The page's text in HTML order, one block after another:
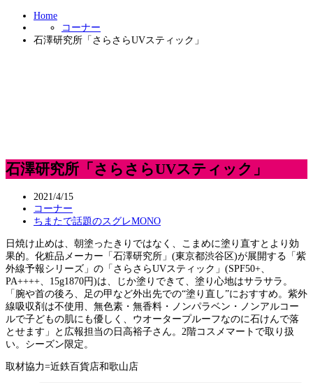
Home
コーナー
石澤研究所「さらさらUVスティック」
石澤研究所「さらさらUVスティック」
2021/4/15
コーナー
ちまたで話題のスグレMONO
日焼け止めは、朝塗ったきりではなく、こまめに塗り直すとより効
果的。化粧品メーカー「石澤研究所」(東京都渋谷区)が展開する「紫
外線予報シリーズ」の「さらさらUVスティック」(SPF50+、
PA++++、15g1870円)は、じか塗りできて、塗り心地はサラサラ。
「腕や首の後ろ、足の甲など外出先での“塗り直し”におすすめ。紫外
線吸収剤は不使用、無色素・無香料・ノンパラベン・ノンアルコー
ルで子どもの肌にも優しく、ウオータープルーフなのに石けんで落
とせます」と広報担当の日高裕子さん。2階コスメマートで取り扱
い。シーズン限定。
取材協力=近鉄百貨店和歌山店